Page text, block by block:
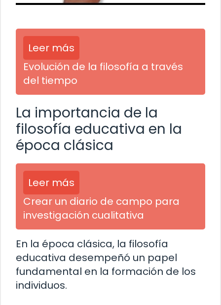
Leer más
Evolución de la filosofía a través
del tiempo
La importancia de la
filosofía educativa en la
época clásica
Leer más
Crear un diario de campo para
investigación cualitativa
En la época clásica, la filosofía
educativa desempeñó un papel
fundamental en la formación de los
individuos.